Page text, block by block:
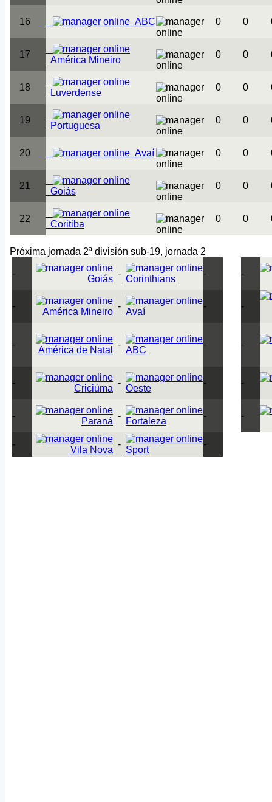
16 ABC 0 0
17
América Mineiro
0 0
18
Luverdense
0 0
19
Portuguesa
0 0
20 Avaí 0 0
21
Goiás
0 0
22
Coritiba
0 0
Próxima jornada 2ª división sub-19, jornada 2
-
Goiás
-
Corinthians
- -
-
América Mineiro
-
Avaí
- -
-
América de Natal
-
ABC
- -
-
Criciúma
-
Oeste
- -
-
Paraná
-
Fortaleza
- -
-
Vila Nova
-
Sport
-